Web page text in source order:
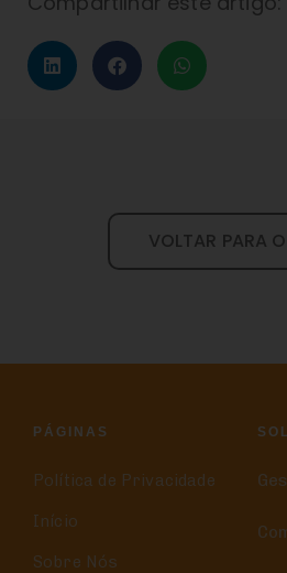
VOLTAR PARA
PÁGINAS
Política de Privacidade
Início
Sobre Nós